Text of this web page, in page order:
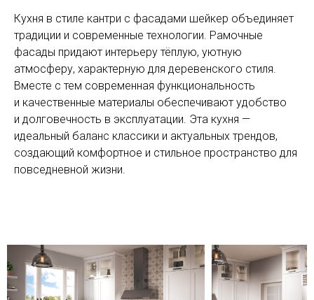
Кухня в стиле кантри с фасадами шейкер объединяет
традиции и современные технологии. Рамочные
фасады придают интерьеру тёплую, уютную
атмосферу, характерную для деревенского стиля.
Вместе с тем современная функциональность
и качественные материалы обеспечивают удобство
и долговечность в эксплуатации. Эта кухня —
идеальный баланс классики и актуальных трендов,
создающий комфортное и стильное пространство для
повседневной жизни.